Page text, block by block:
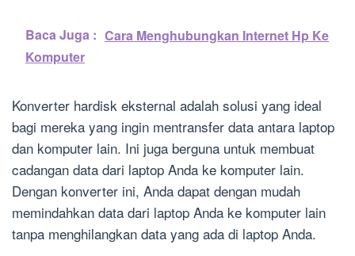
Baca Juga : Cara Menghubungkan Internet Hp Ke
Komputer
Konverter hardisk eksternal adalah solusi yang ideal
bagi mereka yang ingin mentransfer data antara laptop
dan komputer lain. Ini juga berguna untuk membuat
cadangan data dari laptop Anda ke komputer lain.
Dengan konverter ini, Anda dapat dengan mudah
memindahkan data dari laptop Anda ke komputer lain
tanpa menghilangkan data yang ada di laptop Anda.